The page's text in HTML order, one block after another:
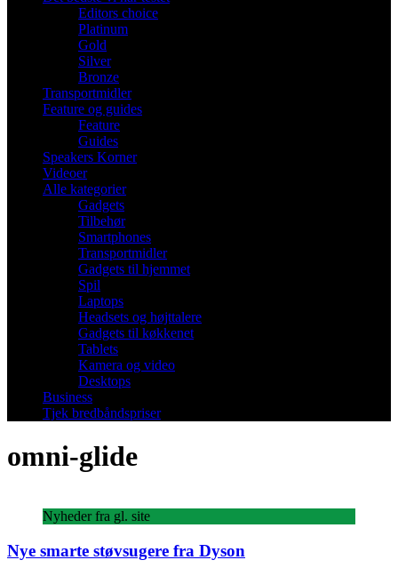
Editors choice
Platinum
Gold
Silver
Bronze
Transportmidler
Feature og guides
Feature
Guides
Speakers Korner
Videoer
Alle kategorier
Gadgets
Tilbehør
Smartphones
Transportmidler
Gadgets til hjemmet
Spil
Laptops
Headsets og højttalere
Gadgets til køkkenet
Tablets
Kamera og video
Desktops
Business
Tjek bredbåndspriser
omni-glide
Nyheder fra gl. site
Nye smarte støvsugere fra Dyson